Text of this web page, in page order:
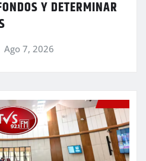
Y DETERMINAR
Ago 7, 2026